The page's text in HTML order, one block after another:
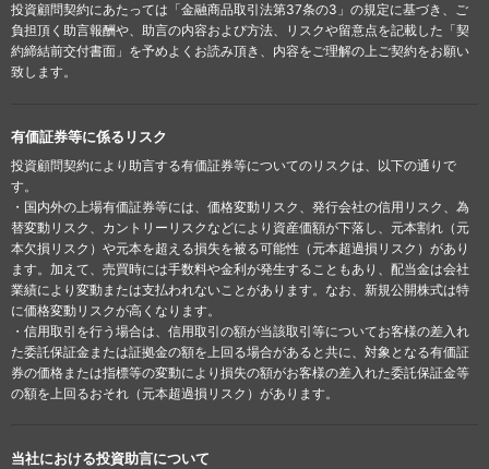
投資顧問契約にあたっては「金融商品取引法第37条の3」の規定に基づき、ご
負担頂く助言報酬や、助言の内容および方法、リスクや留意点を記載した「契
約締結前交付書面」を予めよくお読み頂き、内容をご理解の上ご契約をお願い
致します。
有価証券等に係るリスク
投資顧問契約により助言する有価証券等についてのリスクは、以下の通りで
す。
・国内外の上場有価証券等には、価格変動リスク、発行会社の信用リスク、為
替変動リスク、カントリーリスクなどにより資産価額が下落し、元本割れ（元
本欠損リスク）や元本を超える損失を被る可能性（元本超過損リスク）があり
ます。加えて、売買時には手数料や金利が発生することもあり、配当金は会社
業績により変動または支払われないことがあります。なお、新規公開株式は特
に価格変動リスクが高くなります。
・信用取引を行う場合は、信用取引の額が当該取引等についてお客様の差入れ
た委託保証金または証拠金の額を上回る場合があると共に、対象となる有価証
券の価格または指標等の変動により損失の額がお客様の差入れた委託保証金等
の額を上回るおそれ（元本超過損リスク）があります。
当社における投資助言について